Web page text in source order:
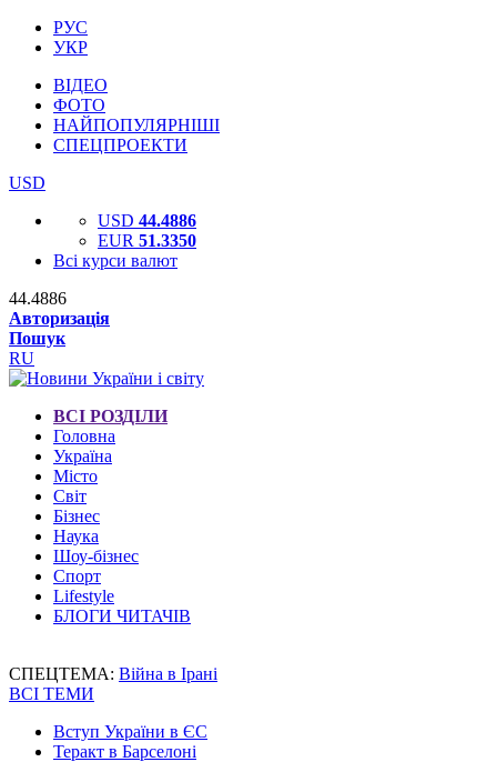
РУС
УКР
ВІДЕО
ФОТО
НАЙПОПУЛЯРНІШІ
СПЕЦПРОЕКТИ
USD
USD 44.4886
EUR 51.3350
Всі курси валют
44.4886
Авторизація
Пошук
RU
ВСІ РОЗДІЛИ
Головна
Україна
Місто
Світ
Бізнес
Наука
Шоу-бізнес
Спорт
Lifestyle
БЛОГИ ЧИТАЧІВ
СПЕЦТЕМА: Війна в Ірані
ВСІ ТЕМИ
Вступ України в ЄС
Теракт в Барселоні